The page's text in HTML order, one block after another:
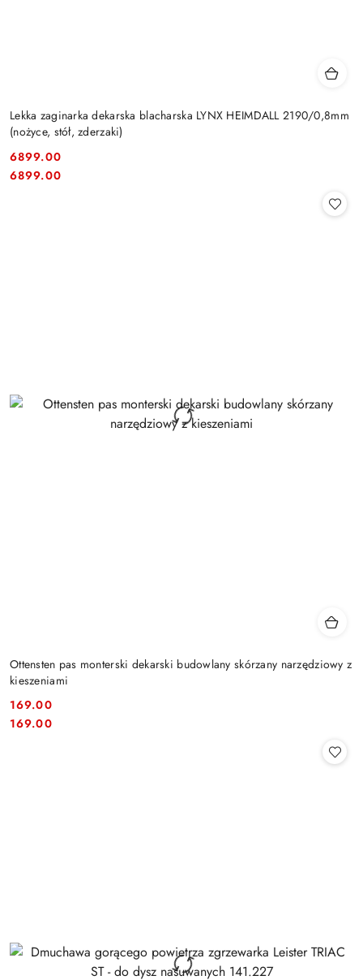
Lekka zaginarka dekarska blacharska LYNX HEIMDALL 2190/0,8mm
(nożyce, stół, zderzaki)
Cena:
6899.00
Cena:
6899.00
Ottensten pas monterski dekarski budowlany skórzany narzędziowy z
kieszeniami
Cena:
169.00
Cena:
169.00